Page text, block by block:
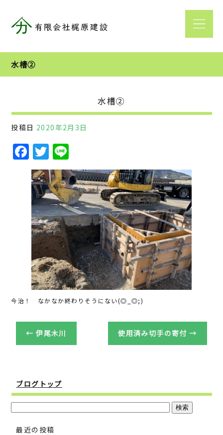
水槽②
水槽②
投稿日 2020年2月3日
F
a
c
e
b
o
o
k
T
w
it
te
r
n
e
今治！ なかなか終わりそうにない(◎_◎;)
← 伊尾木川 使用済み切手の寄付→
ブログトップ
最近の投稿